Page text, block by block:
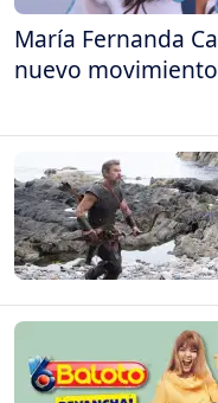
María Fernanda
nuevo